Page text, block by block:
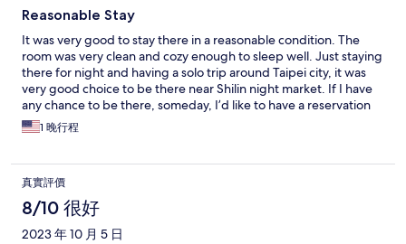
Reasonable Stay
It was very good to stay there in a reasonable condition. The
room was very clean and cozy enough to sleep well. Just staying
there for night and having a solo trip around Taipei city, it was
very good choice to be there near Shilin night market. If I have
any chance to be there, someday, I’d like to have a reservation
again.1 晚行程
真實評價
8/10 很好
2023 年 10 月 5 日